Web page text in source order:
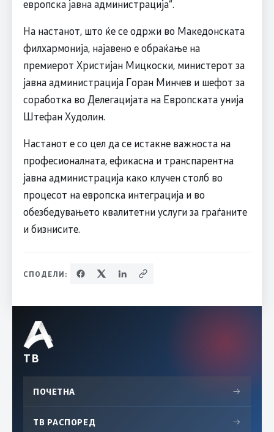
европска јавна администрација“.
На настанот, што ќе се одржи во Македонската
филхармонија, најавено е обраќање на
премиерот Христијан Мицкоски, министерот за
јавна администрација Горан Минчев и шефот за
соработка во Делегацијата на Европската унија
Штефан Худолин.
Настанот е со цел да се истакне важноста на
професионалната, ефикасна и транспарентна
јавна администрација како клучен столб во
процесот на европска интеграција и во
обезбедувањето квалитетни услуги за граѓаните
и бизнисите.
СПОДЕЛИ:
ТВ
ПОЧЕТНА →
ТВ РАСПОРЕД →